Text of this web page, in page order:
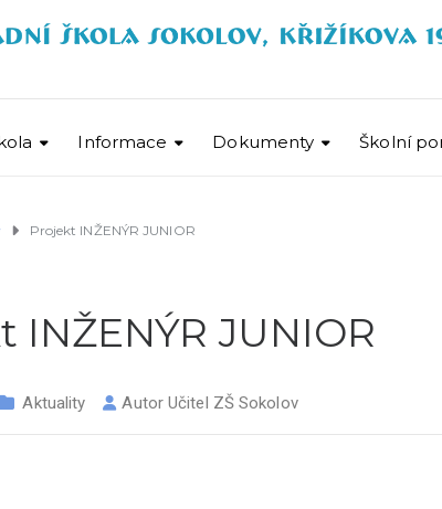
Informace Dokumenty Školní
Projekt INŽENÝR JUNIOR
INŽENÝR JUNIOR
Aktuality AutorUčitel ZŠ Sokolov